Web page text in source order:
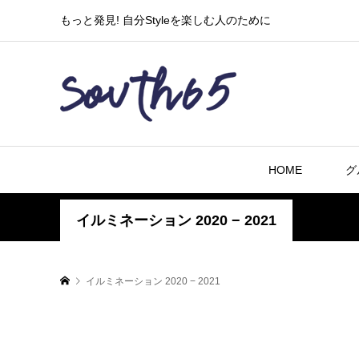
もっと発見! 自分Styleを楽しむ人のために
HOME
イルミネーション 2020 − 2021
イルミネーション 2020 − 2021